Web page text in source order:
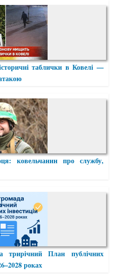
таблички в Ковелі —
ковельчанин про службу,
трирічний План публічних
роках